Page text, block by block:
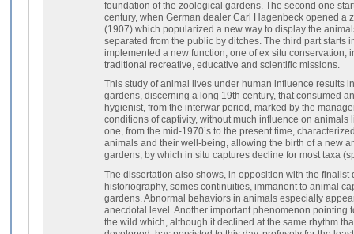
foundation of the zoological gardens. The second one
century, when German dealer Carl Hagenbeck opened a
(1907) which popularized a new way to display the
separated from the public by ditches. The third part starts
implemented a new function, one of ex situ conservation,
traditional recreative, educative and scientific missions.
This study of animal lives under human influence results
gardens, discerning a long 19th century, that consumed
hygienist, from the interwar period, marked by the
conditions of captivity, without much influence on animals
one, from the mid-1970’s to the present time,
animals and their well-being, allowing the birth of a new
gardens, by which in situ captures decline for most taxa
The dissertation also shows, in opposition with the finalist
historiography, somes continuities, immanent to animal
gardens. Abnormal behaviors in animals especially
anecdotal level. Another important phenomenon pointing
the wild which, although it declined at the same rhythm